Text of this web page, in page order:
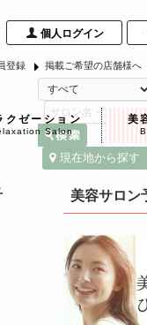
個人ログイン
掲載ご希望の店舗様へ
登録
現在地から探す
クゼーション
Salon
美
★
美容サロン